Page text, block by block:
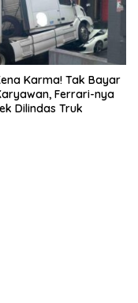
Karma! Tak Bayar
Ferrari-nya
Dilindas Truk